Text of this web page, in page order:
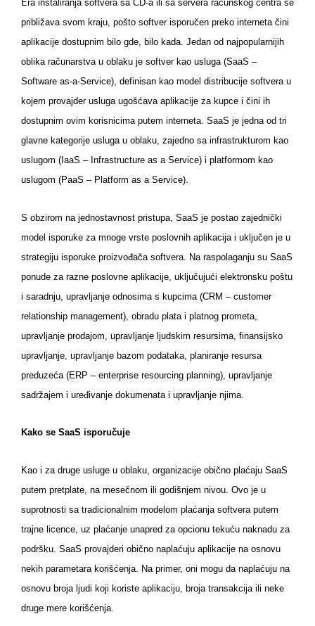
Era instaliranja softvera sa CD-a ili sa servera računskog centra se
približava svom kraju, pošto softver isporučen preko interneta čini
aplikacije dostupnim bilo gde, bilo kada. Jedan od najpopularnijih
oblika računarstva u oblaku je softver kao usluga (SaaS –
Software as-a-Service), definisan kao model distribucije softvera u
kojem provajder usluga ugošćava aplikacije za kupce i čini ih
dostupnim ovim korisnicima putem interneta. SaaS je jedna od tri
glavne kategorije usluga u oblaku, zajedno sa infrastrukturom kao
uslugom (IaaS – Infrastructure as a Service) i platformom kao
uslugom (PaaS – Platform as a Service).
S obzirom na jednostavnost pristupa, SaaS je postao zajednički
model isporuke za mnoge vrste poslovnih aplikacija i uključen je u
strategiju isporuke proizvođača softvera. Na raspolaganju su SaaS
ponude za razne poslovne aplikacije, uključujući elektronsku poštu
i saradnju, upravljanje odnosima s kupcima (CRM – customer
relationship management), obradu plata i platnog prometa,
upravljanje prodajom, upravljanje ljudskim resursima, finansijsko
upravljanje, upravljanje bazom podataka, planiranje resursa
preduzeća (ERP – enterprise resourcing planning), upravljanje
sadržajem i uređivanje dokumenata i upravljanje njima.
Kako se SaaS isporučuje
Kao i za druge usluge u oblaku, organizacije obično plaćaju SaaS
putem pretplate, na mesečnom ili godišnjem nivou. Ovo je u
suprotnosti sa tradicionalnim modelom plaćanja softvera putem
trajne licence, uz plaćanje unapred za opcionu tekuću naknadu za
podršku. SaaS provajderi obično naplaćuju aplikacije na osnovu
nekih parametara korišćenja. Na primer, oni mogu da naplaćuju na
osnovu broja ljudi koji koriste aplikaciju, broja transakcija ili neke
druge mere korišćenja.